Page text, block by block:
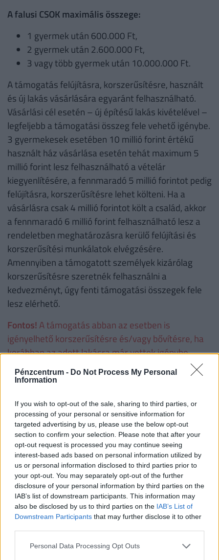
Pénzcentrum - Do Not Process My Personal
Information
If you wish to opt-out of the sale, sharing to third parties, or
processing of your personal or sensitive information for
targeted advertising by us, please use the below opt-out
section to confirm your selection. Please note that after your
opt-out request is processed you may continue seeing
interest-based ads based on personal information utilized by
us or personal information disclosed to third parties prior to
your opt-out. You may separately opt-out of the further
disclosure of your personal information by third parties on the
IAB’s list of downstream participants. This information may
also be disclosed by us to third parties on the IAB’s List of
Downstream Participants that may further disclose it to other
Personal Data Processing Opt Outs
A falusi CSOK maximális összege:
1 gyermek után 600.000 Ft,
2 gyermek után 2.600.000 Ft,
3 vagy több gyermek után 10.000.000 Ft.
A támogatás felújításra, korszerűsítésre, használt
és új lakás vásárlására egyaránt felhasználható.
Vásárlási cél esetén – új építésű lakás kivételével –
legfeljebb a támogatási összeg fele vehető igénybe.
3 gyermekesek esetében 10 millió forint értékű
használt ház vásárlása esetén tehát maximum 5
millió forint lesz felhasználható a vételár
kiegyenlítésére, a fennmaradó 5 millió forintot pedig
felújításra, korszerűsítésre lehet költeni. Ha a
vásárlásra csak 4 millió forintot költ a család, akkor
a fennmaradó 6 millió forint felhasználható lesz a
rendeletben meghatározásra kerülő felújítási és
korszerűsítési munkálatok elvégzésére.
Amennyiben a támogatott személyek kizárólag
korszerűsítésre szeretnék felhasználni a
kedvezményt, úgy fenti támogatási összegek fele
lesz elérhető.
Fontos! A támogatás abban az esetben is
igényelhető korszerűsítésre és/vagy bővítésre, ha
korábban az adott lakásra már vettek igénybe
CSOK-ot. Ha valaki a korszerűsítési és/vagy bővítési
munkálatokat nem teljesíti, a folyósított családi
lakás vásárlására számított összegét is − a
folyósítás napjától számított, Ptk. szerinti
késedelmi kamattal növelten köteles visszafizetni.
Családtámogatások 2019. július 1-től(millió
forint, vastag betűvel az újdonságok)
1
gyermek
2
gyermek
3
gyermek
VISSZA NEM TÉRÍTENDŐ TÁMOGATÁS